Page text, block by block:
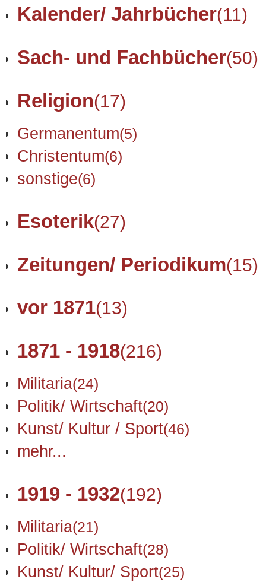
Kalender/ Jahrbücher(11)
Sach- und Fachbücher(50)
Religion(17)
Germanentum(5)
Christentum(6)
sonstige(6)
Esoterik(27)
Zeitungen/ Periodikum(15)
vor 1871(13)
1871 - 1918(216)
Militaria(24)
Politik/ Wirtschaft(20)
Kunst/ Kultur / Sport(46)
mehr...
1919 - 1932(192)
Militaria(21)
Politik/ Wirtschaft(28)
Kunst/ Kultur/ Sport(25)